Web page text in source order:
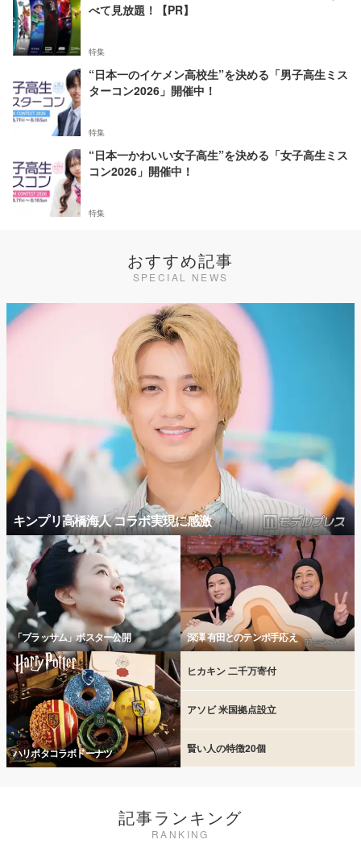
べて見放題！【PR】
特集
“日本一のイケメン高校生”を決める「男子高生ミス
ターコン2026」開催中！
特集
“日本一かわいい女子高生”を決める「女子高生ミス
コン2026」開催中！
特集
おすすめ記事
SPECIAL NEWS
キンプリ高橋海人 コラボ実現に感激
「ブラッサム」ポスター公開 深澤 有田とのテンポ手応え
ハリポタコラボドーナツ
ヒカキン 二千万寄付
アソビ 米国拠点設立
賢い人の特徴20個
記事ランキング
RANKING